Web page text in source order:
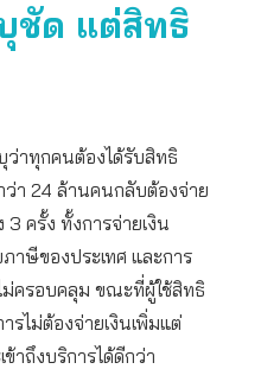
ชัด แต่สิทธิ
าทุกคนต้องได้รับสิทธิ
ว่า 24 ล้านคนกลับต้องจ่าย
ครั้ง ทั้งการจ่ายเงิน
าษีของประเทศ และการ
ม่ครอบคลุม ขณะที่ผู้ใช้สิทธิ
รไม่ต้องจ่ายเงินเพิ่มแต่
าถึงบริการได้ดีกว่า